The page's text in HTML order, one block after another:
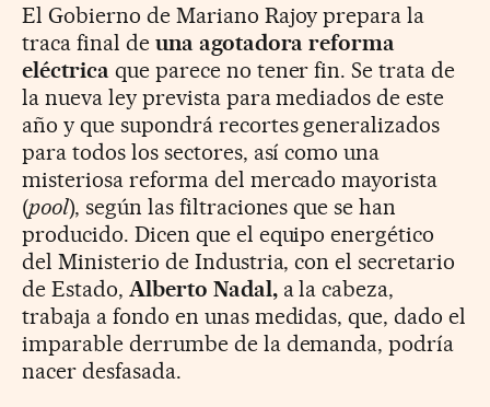
El Gobierno de Mariano Rajoy prepara la
traca final de una agotadora reforma
eléctrica que parece no tener fin. Se trata de
la nueva ley prevista para mediados de este
año y que supondrá recortes generalizados
para todos los sectores, así como una
misteriosa reforma del mercado mayorista
(pool), según las filtraciones que se han
producido. Dicen que el equipo energético
del Ministerio de Industria, con el secretario
de Estado, Alberto Nadal,a la cabeza,
trabaja a fondo en unas medidas, que, dado el
imparable derrumbe de la demanda, podría
nacer desfasada.